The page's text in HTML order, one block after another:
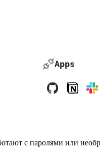
Apps
с паролями или